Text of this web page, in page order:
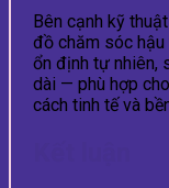
Bên cạnh kỹ
đồ chăm sóc hậu
ổn định tự nhiên,
dài — phù hợp
cách tinh tế và